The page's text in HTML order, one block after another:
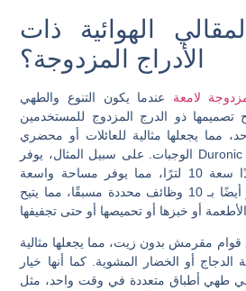
الهوائية ذات
الأدراج المزدوجة؟
لامعة عندما يكون التنوع والطهي
تصميمها ذو الدرج المزدوج للمستخدمين
مما يجعلها مثالية للعائلات أو محضري
الوجبات. على سبيل المثال، يوفر Duronic AF34 WE أدراجًا مزدوجة
سعة 5 لترًا أو درجًا واحدًا سعة 10 لترًا، مما يوفر مساحة واسعة
للوجبات الكبيرة. كما يتميز أيضًا بـ 10 وظائف محددة مسبقًا، مما يتيح
مقرمش بدون زيت، مما يجعلها مثالية
أو الخضار المشوية. كما أنها خيار
في طهي أطباق متعددة في وقت واحد، مثل